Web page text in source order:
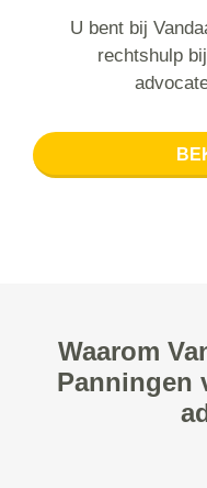
U bent bij
rechtshulp
Waarom
Panningen